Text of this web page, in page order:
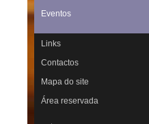
Eventos
Links
Contactos
Mapa do site
Área reservada